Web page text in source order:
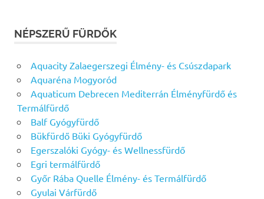
NÉPSZERŰ FÜRDŐK
Aquacity Zalaegerszegi Élmény- és Csúszdapark
Aquaréna Mogyoród
Aquaticum Debrecen Mediterrán Élményfürdő és
Termálfürdő
Balf Gyógyfürdő
Bükfürdő Büki Gyógyfürdő
Egerszalóki Gyógy- és Wellnessfürdő
Egri termálfürdő
Győr Rába Quelle Élmény- és Termálfürdő
Gyulai Várfürdő